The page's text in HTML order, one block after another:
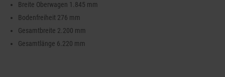
Breite Oberwagen 1.845 mm
Bodenfreiheit 276 mm
Gesamtbreite 2.200 mm
Gesamtlänge 6.220 mm